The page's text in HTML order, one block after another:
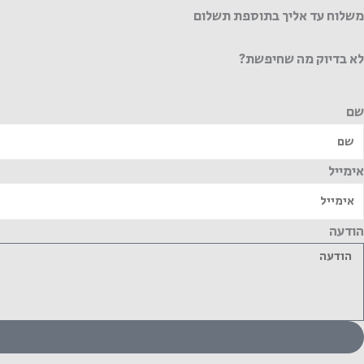
משלוח עד אליך בתוספת תשלום
לא בדיוק מה שחיפשת?
שם
אימייל
הודעה